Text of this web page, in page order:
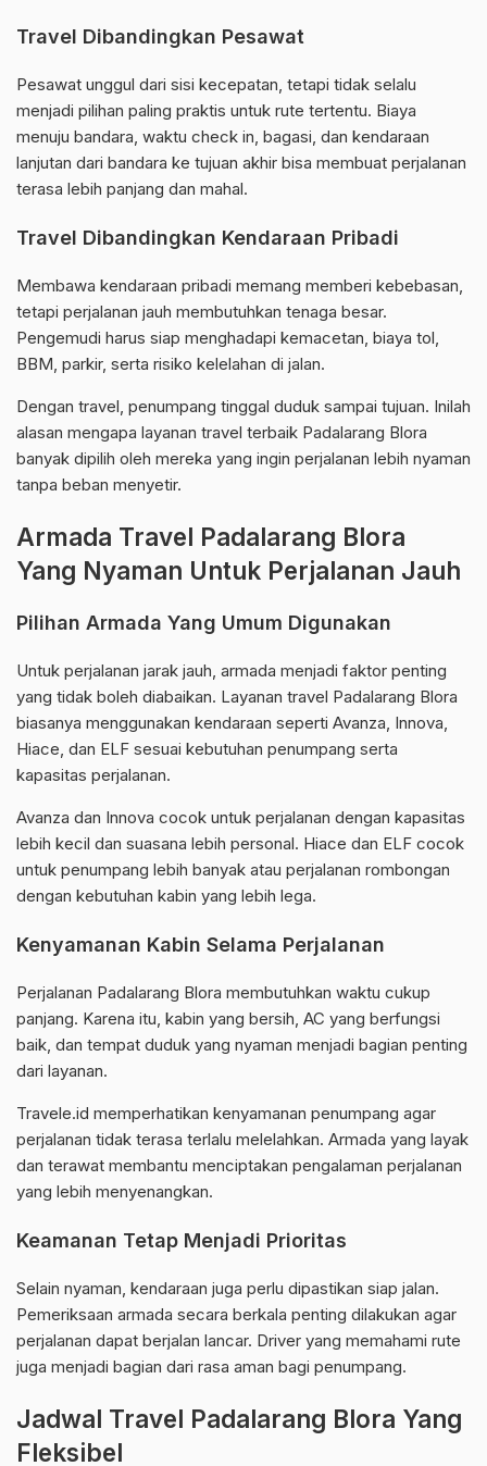
Travel Dibandingkan Pesawat
Pesawat unggul dari sisi kecepatan, tetapi tidak selalu
menjadi pilihan paling praktis untuk rute tertentu. Biaya
menuju bandara, waktu check in, bagasi, dan kendaraan
lanjutan dari bandara ke tujuan akhir bisa membuat perjalanan
terasa lebih panjang dan mahal.
Travel Dibandingkan Kendaraan Pribadi
Membawa kendaraan pribadi memang memberi kebebasan,
tetapi perjalanan jauh membutuhkan tenaga besar.
Pengemudi harus siap menghadapi kemacetan, biaya tol,
BBM, parkir, serta risiko kelelahan di jalan.
Dengan travel, penumpang tinggal duduk sampai tujuan. Inilah
alasan mengapa layanan travel terbaik Padalarang Blora
banyak dipilih oleh mereka yang ingin perjalanan lebih nyaman
tanpa beban menyetir.
Armada Travel Padalarang Blora
Yang Nyaman Untuk Perjalanan Jauh
Pilihan Armada Yang Umum Digunakan
Untuk perjalanan jarak jauh, armada menjadi faktor penting
yang tidak boleh diabaikan. Layanan travel Padalarang Blora
biasanya menggunakan kendaraan seperti Avanza, Innova,
Hiace, dan ELF sesuai kebutuhan penumpang serta
kapasitas perjalanan.
Avanza dan Innova cocok untuk perjalanan dengan kapasitas
lebih kecil dan suasana lebih personal. Hiace dan ELF cocok
untuk penumpang lebih banyak atau perjalanan rombongan
dengan kebutuhan kabin yang lebih lega.
Kenyamanan Kabin Selama Perjalanan
Perjalanan Padalarang Blora membutuhkan waktu cukup
panjang. Karena itu, kabin yang bersih, AC yang berfungsi
baik, dan tempat duduk yang nyaman menjadi bagian penting
dari layanan.
Travele.id memperhatikan kenyamanan penumpang agar
perjalanan tidak terasa terlalu melelahkan. Armada yang layak
dan terawat membantu menciptakan pengalaman perjalanan
yang lebih menyenangkan.
Keamanan Tetap Menjadi Prioritas
Selain nyaman, kendaraan juga perlu dipastikan siap jalan.
Pemeriksaan armada secara berkala penting dilakukan agar
perjalanan dapat berjalan lancar. Driver yang memahami rute
juga menjadi bagian dari rasa aman bagi penumpang.
Jadwal Travel Padalarang Blora Yang
Fleksibel